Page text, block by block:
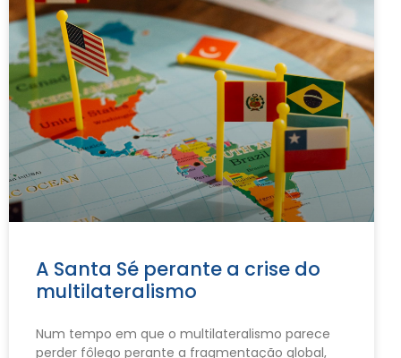
A Santa Sé perante a crise do
multilateralismo
Num tempo em que o multilateralismo parece
perder fôlego perante a fragmentação global,